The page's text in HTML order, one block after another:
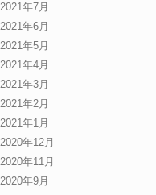
2021年7月
2021年6月
2021年5月
2021年4月
2021年3月
2021年2月
2021年1月
2020年12月
2020年11月
2020年9月